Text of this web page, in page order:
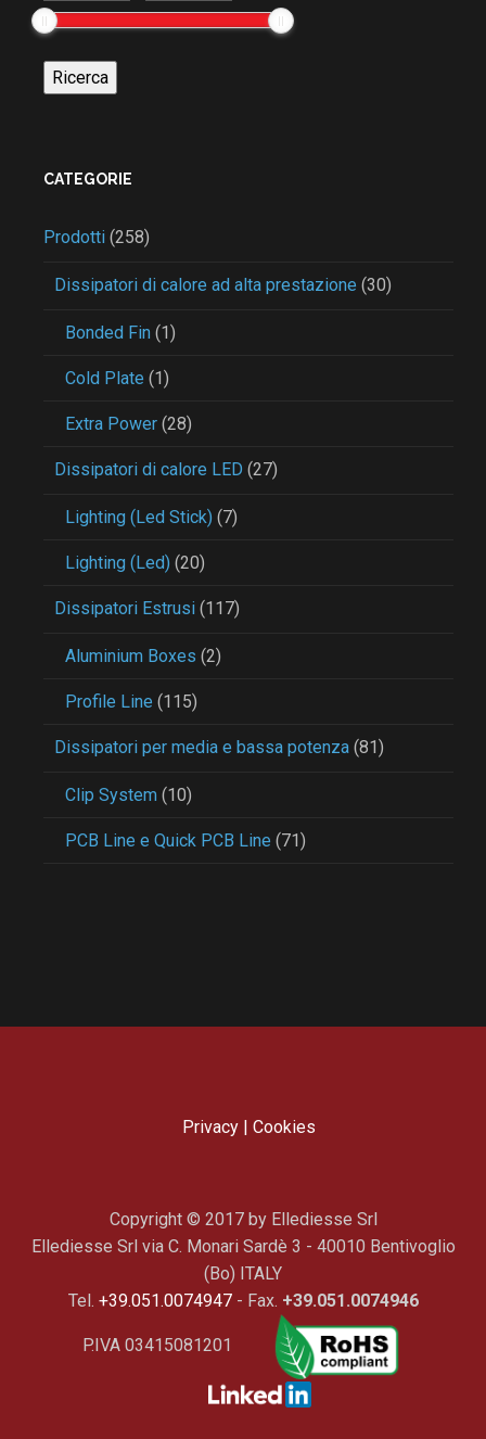
CATEGORIE
Prodotti (258)
Dissipatori di calore ad alta prestazione (30)
Bonded Fin (1)
Cold Plate (1)
Extra Power (28)
Dissipatori di calore LED (27)
Lighting (Led Stick) (7)
Lighting (Led) (20)
Dissipatori Estrusi (117)
Aluminium Boxes (2)
Profile Line (115)
Dissipatori per media e bassa potenza (81)
Clip System (10)
PCB Line e Quick PCB Line (71)
Privacy| Cookies
Copyright © 2017 by Ellediesse Srl
Ellediesse Srl via C. Monari Sardè 3 - 40010 Bentivoglio
(Bo) ITALY
Tel. +39.051.0074947- Fax. +39.051.0074946
P.IVA 03415081201